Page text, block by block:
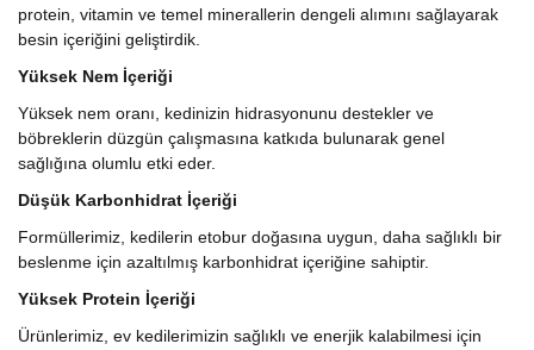
protein, vitamin ve temel minerallerin dengeli alımını sağlayarak
besin içeriğini geliştirdik.
Yüksek Nem İçeriği
Yüksek nem oranı, kedinizin hidrasyonunu destekler ve
böbreklerin düzgün çalışmasına katkıda bulunarak genel
sağlığına olumlu etki eder.
Düşük Karbonhidrat İçeriği
Formüllerimiz, kedilerin etobur doğasına uygun, daha sağlıklı bir
beslenme için azaltılmış karbonhidrat içeriğine sahiptir.
Yüksek Protein İçeriği
Ürünlerimiz, ev kedilerimizin sağlıklı ve enerjik kalabilmesi için